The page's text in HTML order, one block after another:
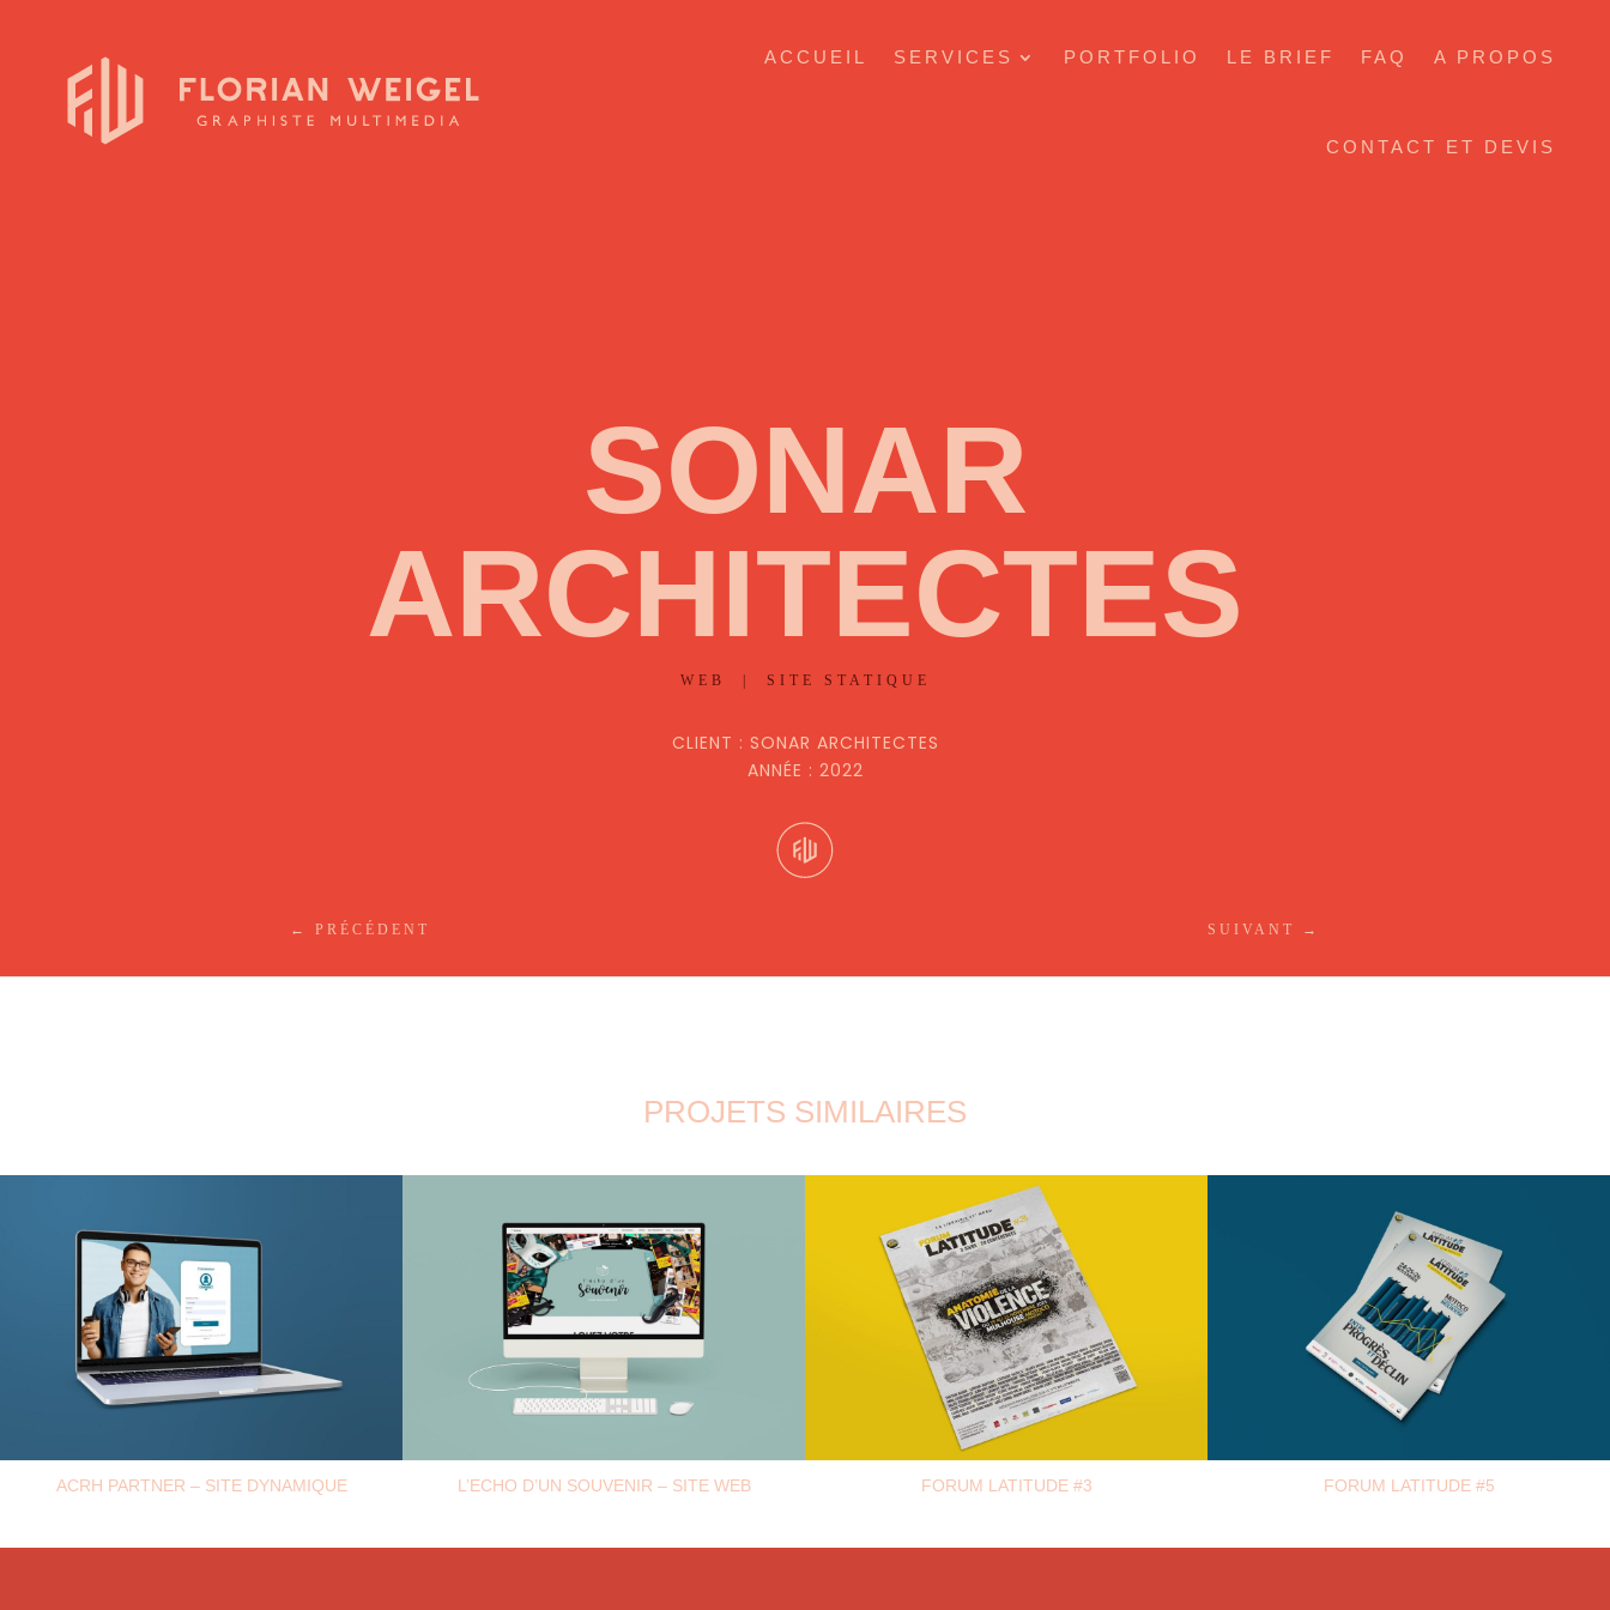
ACCUEIL SERVICES PORTFOLIO LE BRIEF FAQ A PROPOS
CONTACT ET DEVIS
SONAR
ARCHITECTES
WEB | SITE STATIQUE
CLIENT : SONAR ARCHITECTES
ANNÉE : 2022
← PRÉCÉDENT SUIVANT →
PROJETS SIMILAIRES
ACRH PARTNER – SITE DYNAMIQUE L’ECHO D’UN SOUVENIR – SITE WEB FORUM LATITUDE #3 FORUM LATITUDE #5